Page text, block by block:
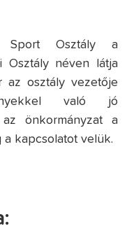
Sport Osztály a
Osztály néven látja
az osztály vezetője
való jó
önkormányzat a
kapcsolatot velük.